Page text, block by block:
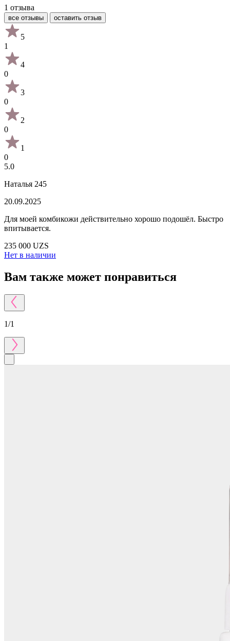
1 отзыва
все отзывы оставить отзыв
5
1
4
0
3
0
2
0
1
0
5.0
Наталья 245
20.09.2025
Для моей комбикожи действительно хорошо подошёл. Быстро
впитывается.
235 000 UZS
Нет в наличии
Вам также может понравиться
1/1